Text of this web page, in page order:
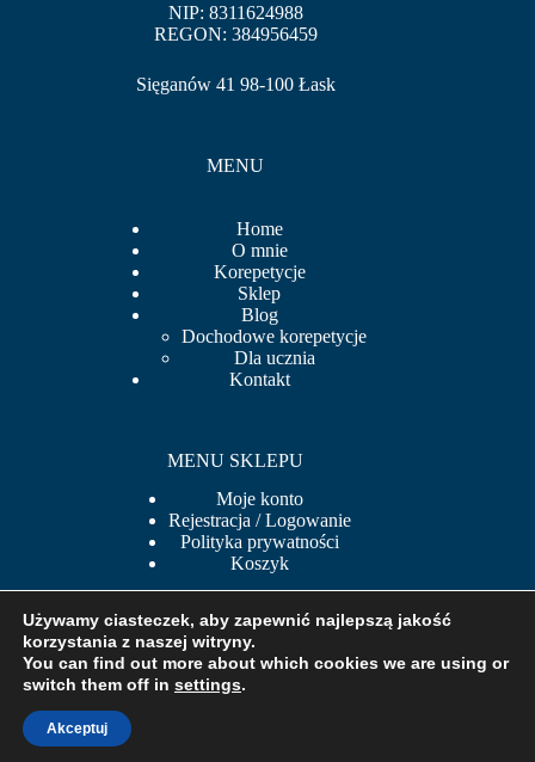
NIP: 8311624988
REGON: 384956459
Sięganów 41 98-100 Łask
MENU
Home
O mnie
Korepetycje
Sklep
Blog
Dochodowe korepetycje
Dla ucznia
Kontakt
MENU SKLEPU
Moje konto
Rejestracja / Logowanie
Polityka prywatności
Koszyk
BEZPIECZNE PŁATNOŚCI
Używamy ciasteczek, aby zapewnić najlepszą jakość
korzystania z naszej witryny.
You can find out more about which cookies we are using or
switch them off in settings.
Akceptuj